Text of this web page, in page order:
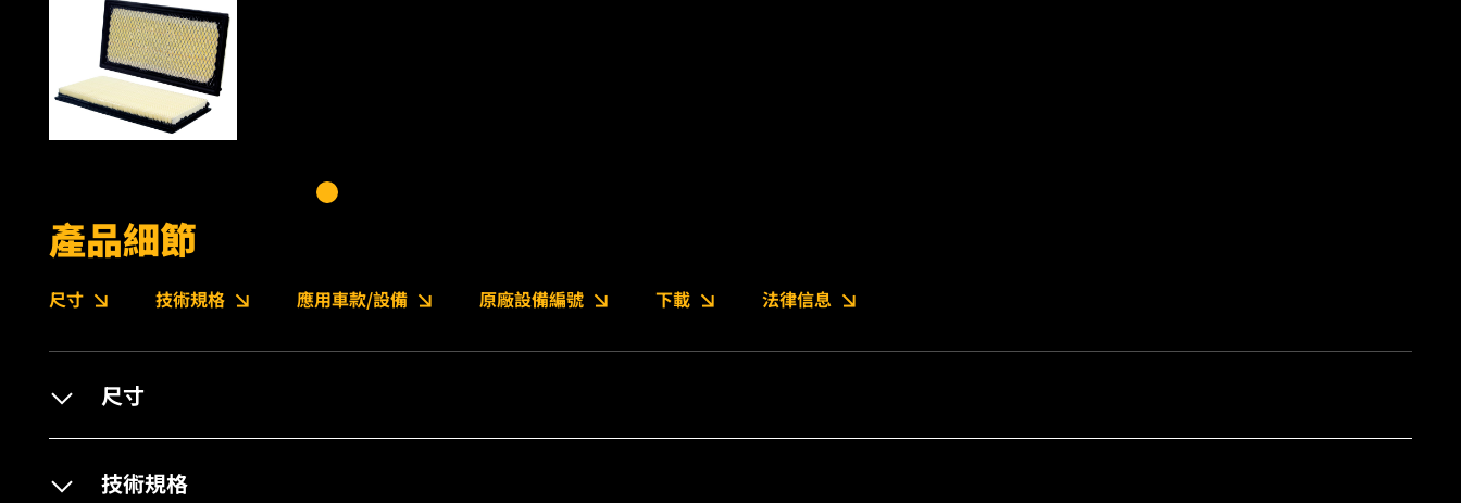
產品細節
尺寸 技術規格 應用車款/設備 原廠設備編號 下載 法律信息
尺寸
技術規格